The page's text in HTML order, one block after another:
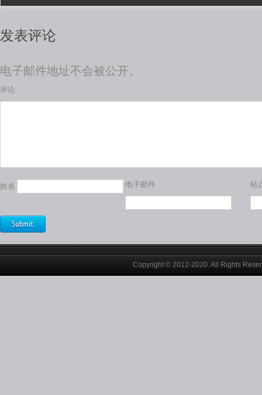
发表评论
电子邮件地址不会被公开。
评论
姓名 电子邮件 站
Copyright © 2012-2020. All Rights